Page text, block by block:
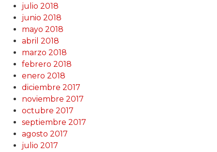
julio 2018
junio 2018
mayo 2018
abril 2018
marzo 2018
febrero 2018
enero 2018
diciembre 2017
noviembre 2017
octubre 2017
septiembre 2017
agosto 2017
julio 2017